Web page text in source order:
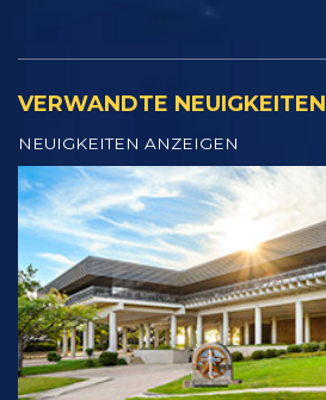
VERWANDTE NEUIGKEITEN
NEUIGKEITEN ANZEIGEN